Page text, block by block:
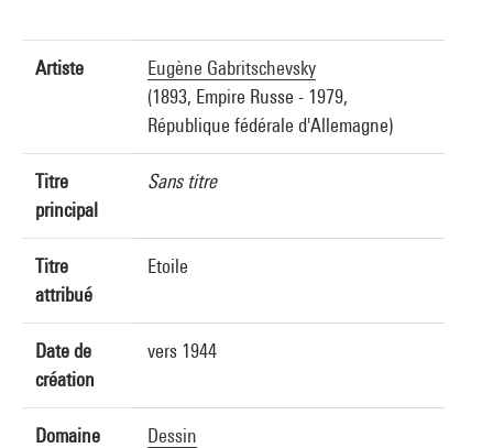
Artiste
Eugène Gabritschevsky
(1893, Empire Russe - 1979,
République fédérale d'Allemagne)
Titre
principal
Sans titre
Titre
attribué
Etoile
Date de
création
vers 1944
Domaine Dessin